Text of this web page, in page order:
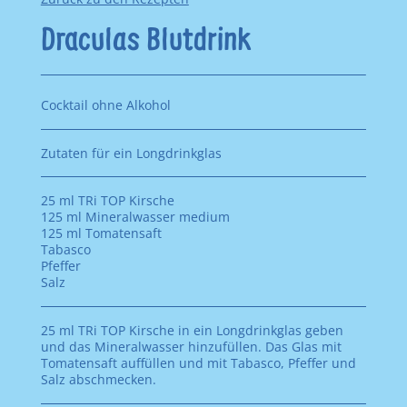
Draculas Blutdrink
Cocktail ohne Alkohol
Zutaten für ein Longdrinkglas
25 ml TRi TOP Kirsche
125 ml Mineralwasser medium
125 ml Tomatensaft
Tabasco
Pfeffer
Salz
25 ml TRi TOP Kirsche in ein Longdrinkglas geben
und das Mineralwasser hinzufüllen. Das Glas mit
Tomatensaft auffüllen und mit Tabasco, Pfeffer und
Salz abschmecken.